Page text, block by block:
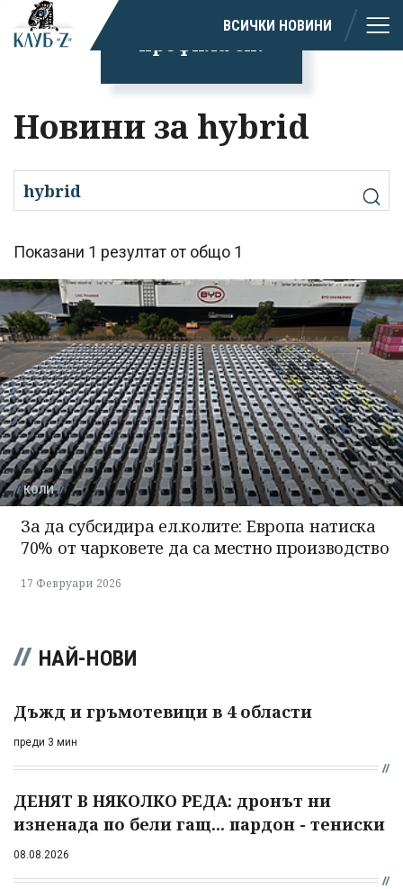
излязохте отВСИЧКИ НОВИНИ
Новини за hybrid
Показани 1 резултат от общо 1
КОЛИ
За да субсидира ел.колите: Европа натиска
70% от чарковете да са местно производство
17 Февруари 2026
НАЙ-НОВИ
Дъжд и гръмотевици в 4 области
преди 3 мин
ДЕНЯТ В НЯКОЛКО РЕДА: дронът ни
изненада по бели гащ... пардон - тениски
08.08.2026